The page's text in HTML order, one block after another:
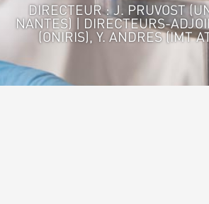
DIRECTEUR : J. PRUVOST
NANTES) | DIRECTEURS-
(ONIRIS), Y. ANDRES (IMT
Accueil